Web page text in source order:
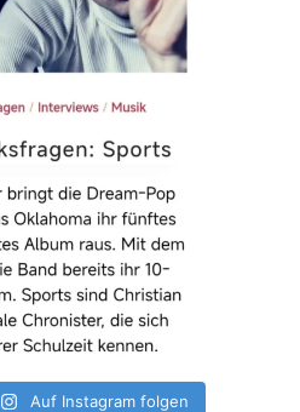
Auf Instagram folgen